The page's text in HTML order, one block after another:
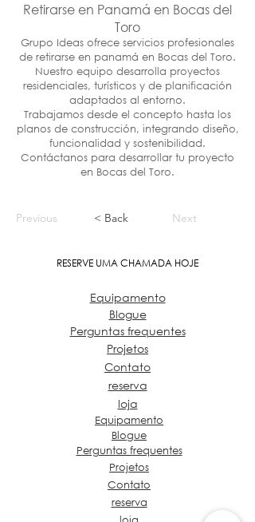
Retirarse en Panamá en Bocas del
Toro
Grupo Ideas ofrece servicios profesionales
de retirarse en panamá en Bocas del Toro.
Nuestro equipo desarrolla proyectos
residenciales, turísticos y de planificación
adaptados al entorno.
Trabajamos desde el concepto hasta los
planos de construcción, integrando diseño,
funcionalidad y sostenibilidad.
Contáctanos para desarrollar tu proyecto
en Bocas del Toro.
Previous < Back Next
RESERVE UMA CHAMADA HOJE
Equipamento
Blogue
Perguntas frequentes
Projetos
Contato
reserva
loja
Equipamento
Blogue
Perguntas frequentes
Projetos
Contato
reserva